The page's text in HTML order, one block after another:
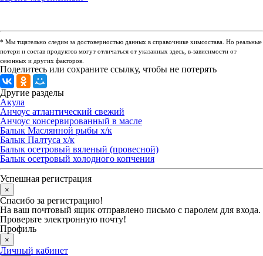
* Мы тщательно следим за достоверностью данных в справочнике химсостава. Но реальные
потери и состав продуктов могут отличаться от указанных здесь, в-зависимости от
сезонных и других факторов.
Поделитесь или сохраните ссылку, чтобы не потерять
Другие разделы
Акула
Анчоус атлантический свежий
Анчоус консервированный в масле
Балык Маслянной рыбы х/к
Балык Палтуса х/к
Балык осетровый вяленый (провесной)
Балык осетровый холодного копчения
Успешная регистрация
×
Спасибо за регистрацию!
На ваш почтовый ящик отправлено письмо с паролем для входа.
Проверьте электронную почту!
Профиль
×
Личный кабинет